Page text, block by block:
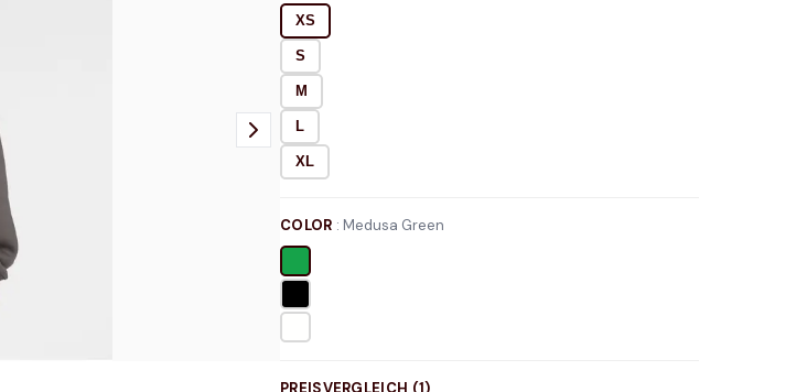
XS
S
M
L
XL
COLOR : Medusa Green
PREISVERGLEICH (1)